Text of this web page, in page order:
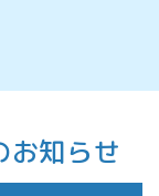
お知らせ